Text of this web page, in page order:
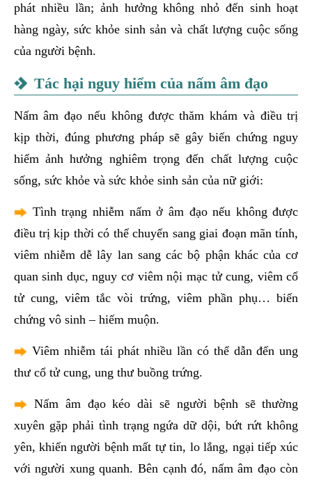
phát nhiều lần; ảnh hưởng không nhỏ đến sinh hoạt
hàng ngày, sức khỏe sinh sản và chất lượng cuộc sống
của người bệnh.
Tác hại nguy hiểm của nấm âm đạo
Nấm âm đạo nếu không được thăm khám và điều trị
kịp thời, đúng phương pháp sẽ gây biến chứng nguy
hiểm ảnh hưởng nghiêm trọng đến chất lượng cuộc
sống, sức khỏe và sức khỏe sinh sản của nữ giới:
Tình trạng nhiễm nấm ở âm đạo nếu không được
điều trị kịp thời có thể chuyển sang giai đoạn mãn tính,
viêm nhiễm dễ lây lan sang các bộ phận khác của cơ
quan sinh dục, nguy cơ viêm nội mạc tử cung, viêm cổ
tử cung, viêm tắc vòi trứng, viêm phần phụ… biến
chứng vô sinh – hiếm muộn.
Viêm nhiễm tái phát nhiều lần có thể dẫn đến ung
thư cổ tử cung, ung thư buồng trứng.
Nấm âm đạo kéo dài sẽ người bệnh sẽ thường
xuyên gặp phải tình trạng ngứa dữ dội, bứt rứt không
yên, khiến người bệnh mất tự tin, lo lắng, ngại tiếp xúc
với người xung quanh. Bên cạnh đó, nấm âm đạo còn